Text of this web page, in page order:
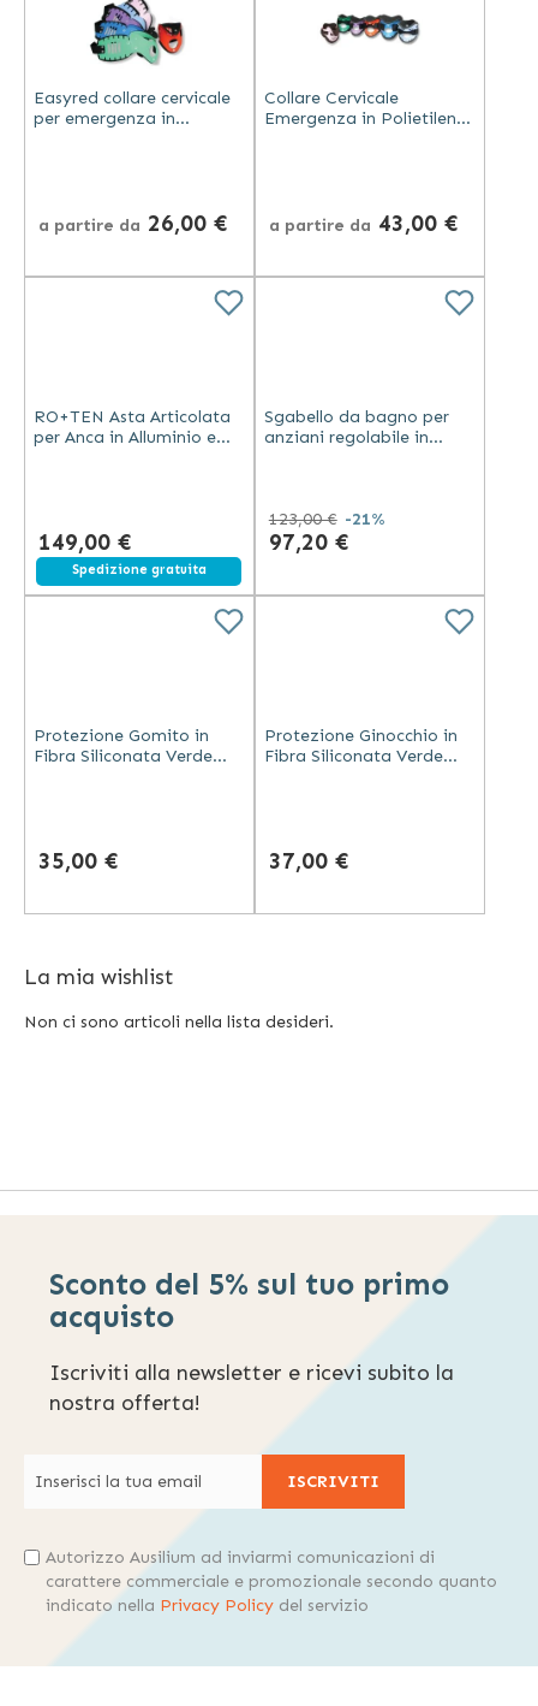
Easyred collare cervicale
per emergenza in
a partire da 26,00 €
Collare Cervicale
Emergenza in Polietilene
a partire da 43,00 €
RO+TEN Asta Articolata
per Anca in Alluminio e
149,00 €
Spedizione gratuita
Sgabello da bagno per
anziani regolabile in
123,00 € -21%
97,20 €
Protezione Gomito in
Fibra Siliconata Verde
35,00 €
Protezione Ginocchio in
Fibra Siliconata Verde
37,00 €
La mia wishlist
Non ci sono articoli nella lista desideri.
Sconto del 5% sul tuo primo
acquisto
Iscriviti alla newsletter e ricevi subito la
nostra offerta!
ISCRIVITI
Autorizzo Ausilium ad inviarmi comunicazioni di
carattere commerciale e promozionale secondo quanto
indicato nella Privacy Policy del servizio